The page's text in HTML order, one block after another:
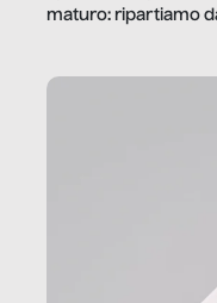
maturo: ripartiamo